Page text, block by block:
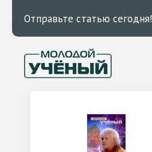
Отправьте статью сегодня!